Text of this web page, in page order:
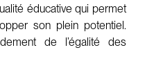
éducative qui permet
son plein potentiel.
de l’égalité des